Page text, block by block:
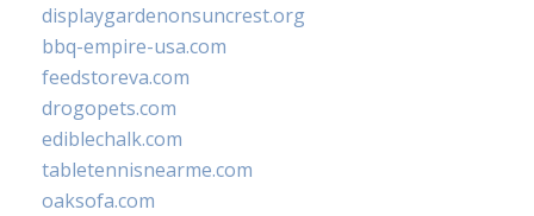
displaygardenonsuncrest.org
bbq-empire-usa.com
feedstoreva.com
drogopets.com
ediblechalk.com
tabletennisnearme.com
oaksofa.com